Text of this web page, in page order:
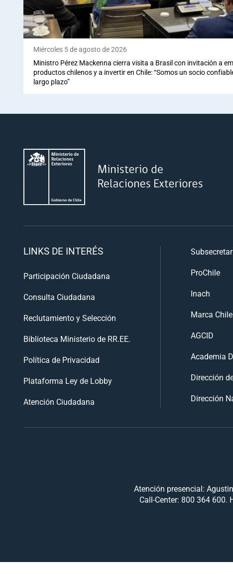
Miércoles 5 de agosto de 2026
Ministro Pérez Mackenna cierra visita a Brasil con invitación a
productos chilenos y a invertir en Chile: “Somos un socio
largo plazo”
LINKS DE INTERÉS
Participación Ciudadana
Consulta Ciudadana
Reclutamiento y Selección
Biblioteca Ministerio de RR.EE.
Política de Privacidad
Plataforma Ley de Lobby
Atención Ciudadana
ProChile
Inach
Marca Chile
AGCID
Academia
Dirección
Dirección
Atención presencial:
Call-Center: 800 364 600.